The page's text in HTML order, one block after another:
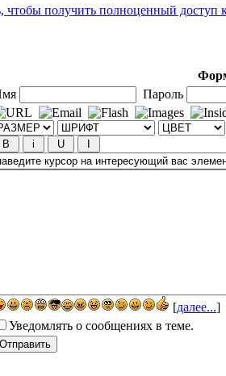
чтобы получить полноценный доступ
Пароль
[далее...]
Уведомлять о сообщениях в теме.